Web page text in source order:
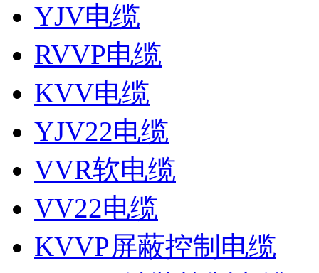
YJV电缆
RVVP电缆
KVV电缆
YJV22电缆
VVR软电缆
VV22电缆
KVVP屏蔽控制电缆